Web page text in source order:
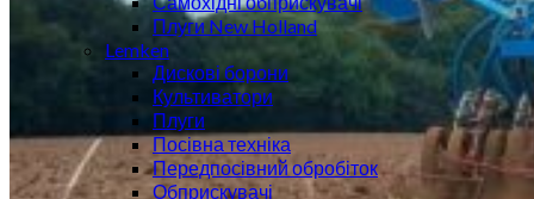
Плуги New Holland
Lemken
Дискові борони
Культиватори
Плуги
Посівна техніка
Передпосівний обробіток
Обприскувачі